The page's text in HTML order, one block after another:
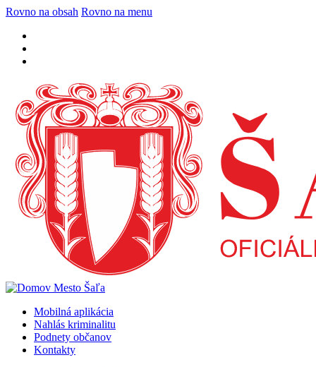
Rovno na obsah Rovno na menu
Mobilná aplikácia
Nahlás kriminalitu
Podnety občanov
Kontakty